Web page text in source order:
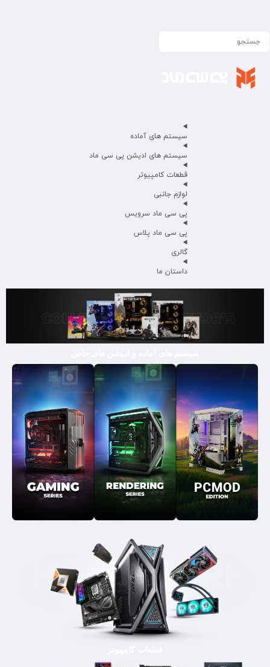
سیستم های آماده
سیستم های ادیشن پی سی ماد
قطعات کامپیوتر
لوازم جانبی
پی سی ماد سرویس
پی سی ماد پلاس
گالری
داستان ما